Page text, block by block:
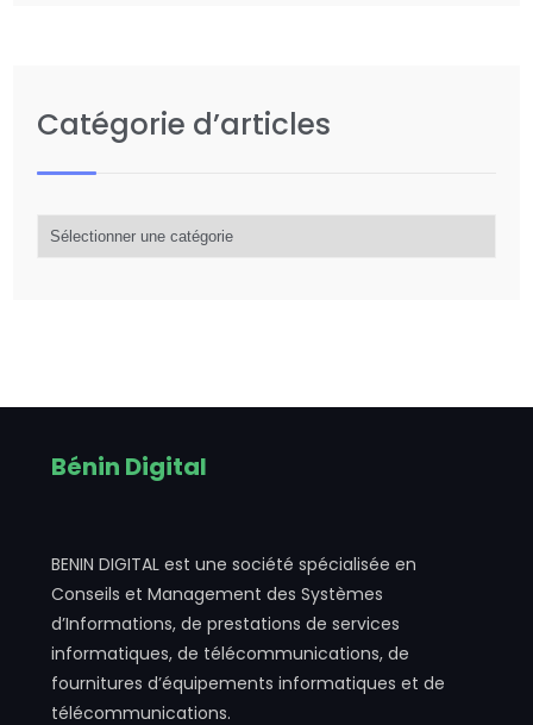
Catégorie d’articles
d’articles
Bénin Digital
BENIN DIGITAL est une société spécialisée en
Conseils et Management des Systèmes
d’Informations, de prestations de services
informatiques, de télécommunications, de
fournitures d’équipements informatiques et de
télécommunications.